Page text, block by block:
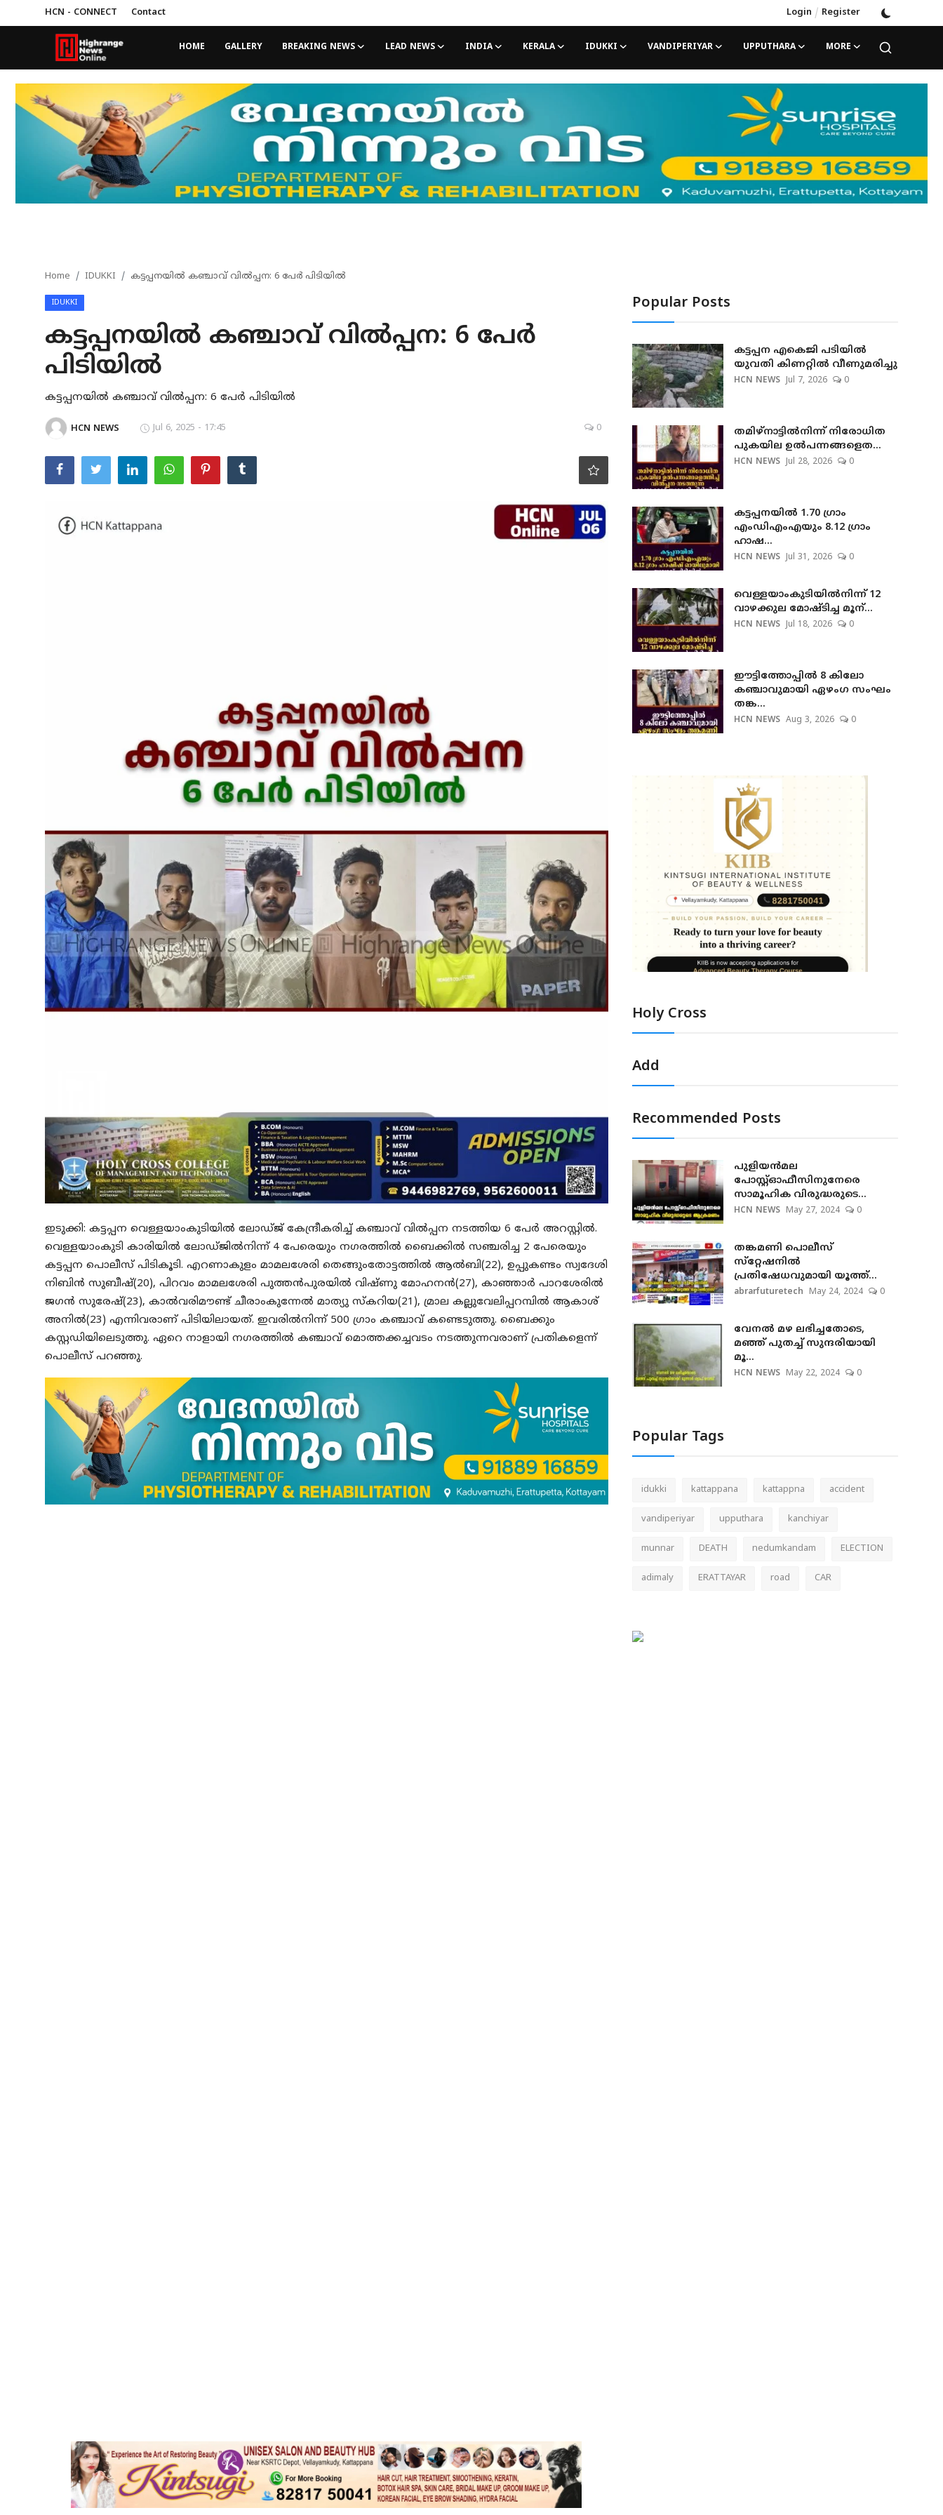
HCN - CONNECT Contact Login / Register
HOME GALLERY BREAKING NEWS LEAD NEWS INDIA KERALA IDUKKI VANDIPERIYAR UPPUTHARA MORE
Home
HCN - CONNECT
LEAD NEWS
KERALA
IDUKKI
VANDIPERIYAR
UPPUTHARA
KATTAPPANA
CRIME
ACCIDENT
Home IDUKKI കട്ടപ്പനയില്‍ കഞ്ചാവ് വില്‍പ്പന: 6 പേര്‍ പിടിയില്‍
IDUKKI
കട്ടപ്പനയില്‍ കഞ്ചാവ് വില്‍പ്പന: 6 പേര്‍
പിടിയില്‍
കട്ടപ്പനയില്‍ കഞ്ചാവ് വില്‍പ്പന: 6 പേര്‍ പിടിയില്‍
HCN NEWS Jul 6, 2025 - 17:45 0
ഇടുക്കി: കട്ടപ്പന വെള്ളയാംകുടിയില്‍ ലോഡ്ജ് കേന്ദ്രീകരിച്ച് കഞ്ചാവ് വില്‍പ്പന നടത്തിയ 6 പേര്‍ അറസ്റ്റില്‍.
വെള്ളയാംകുടി കാരിയില്‍ ലോഡ്ജില്‍നിന്ന് 4 പേരെയും നഗരത്തില്‍ ബൈക്കില്‍ സഞ്ചരിച്ച 2 പേരെയും
കട്ടപ്പന പൊലീസ് പിടികൂടി. എറണാകുളം മാമലശേരി തെങ്ങുംതോട്ടത്തില്‍ ആല്‍ബി(22), ഉപ്പുകണ്ടം സ്വദേശി
നിബിന്‍ സുബീഷ്(20), പിറവം മാമലശേരി പുത്തന്‍പുരയില്‍ വിഷ്ണു മോഹനന്‍(27), കാഞ്ഞാര്‍ പാറശേരില്‍
ജഗന്‍ സുരേഷ്(23), കാല്‍വരിമൗണ്ട് ചീരാംകുന്നേല്‍ മാത്യു സ്‌കറിയ(21), മ്രാല കല്ലുവേലിപ്പറമ്പില്‍ ആകാശ്
അനില്‍(23) എന്നിവരാണ് പിടിയിലായത്. ഇവരില്‍നിന്ന് 500 ഗ്രാം കഞ്ചാവ് കണ്ടെടുത്തു. ബൈക്കും
കസ്റ്റഡിയിലെടുത്തു. ഏറെ നാളായി നഗരത്തില്‍ കഞ്ചാവ് മൊത്തക്കച്ചവടം നടത്തുന്നവരാണ് പ്രതികളെന്ന്
പൊലീസ് പറഞ്ഞു.
Popular Posts
കട്ടപ്പന എകെജി പടിയിൽ
യുവതി കിണറ്റിൽ വീണുമരിച്ചു
HCN NEWS Jul 7, 2026 0
തമിഴ്നാട്ടില്‍നിന്ന് നിരോധിത
പുകയില ഉല്‍പന്നങ്ങളെത...
HCN NEWS Jul 28, 2026 0
കട്ടപ്പനയില്‍ 1.70 ഗ്രാം
എംഡിഎംഎയും 8.12 ഗ്രാം
ഹാഷ...
HCN NEWS Jul 31, 2026 0
വെള്ളയാംകുടിയില്‍നിന്ന് 12
വാഴക്കുല മോഷ്ടിച്ച മൂന്...
HCN NEWS Jul 18, 2026 0
ഈട്ടിത്തോപ്പില്‍ 8 കിലോ
കഞ്ചാവുമായി ഏഴംഗ സംഘം
തങ്ക...
HCN NEWS Aug 3, 2026 0
Holy Cross
Add
Recommended Posts
പുളിയന്‍മല
പോസ്റ്റ്ഓഫീസിനുനേരെ
സാമൂഹിക വിരുദ്ധരുടെ...
HCN NEWS May 27, 2024 0
തങ്കമണി പൊലീസ്
സ്‌റ്റേഷനില്‍
പ്രതിഷേധവുമായി യൂത്ത്...
abrarfuturetech May 24, 2024 0
വേനല്‍ മഴ ലഭിച്ചതോടെ,
മഞ്ഞ് പുതച്ച് സുന്ദരിയായി
മൂ...
HCN NEWS May 22, 2024 0
Popular Tags
idukki kattappana kattappna accident
vandiperiyar upputhara kanchiyar
munnar DEATH nedumkandam ELECTION
adimaly ERATTAYAR road CAR